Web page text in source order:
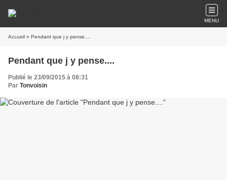
MENU
Accueil » Pendant que j y pense....
Pendant que j y pense....
Publié le 23/09/2015 à 08:31
Par Tonvoisin